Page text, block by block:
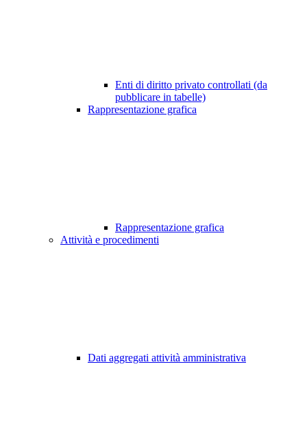
Enti di diritto privato controllati (da
pubblicare in tabelle)
Rappresentazione grafica
Rappresentazione grafica
Attività e procedimenti
Dati aggregati attività amministrativa